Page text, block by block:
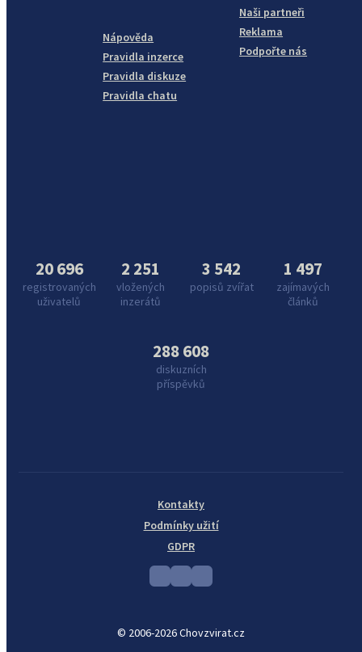
Nápověda
Pravidla inzerce
Pravidla diskuze
Pravidla chatu
Naši partneři
Reklama
Podpořte nás
20 696
registrovaných
uživatelů
2 251
vložených
inzerátů
3 542
popisů zvířat
1 497
zajímavých
článků
288 608
diskuzních
příspěvků
© 2006-2026 Chovzvirat.cz
Kontakty
Podmínky užití
GDPR